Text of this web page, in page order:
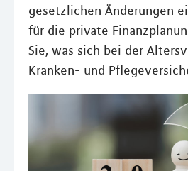
gesetzlichen Änderungen
für die private
Sie, was sich bei der
Kranken- und